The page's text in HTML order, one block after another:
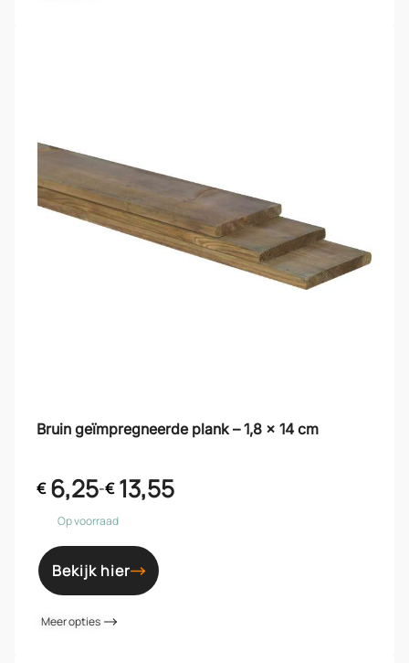
Bruin geïmpregneerde plank – 1,8 x 14 cm
€6,25-€13,55
Op voorraad
Bekijk hier
Meer opties